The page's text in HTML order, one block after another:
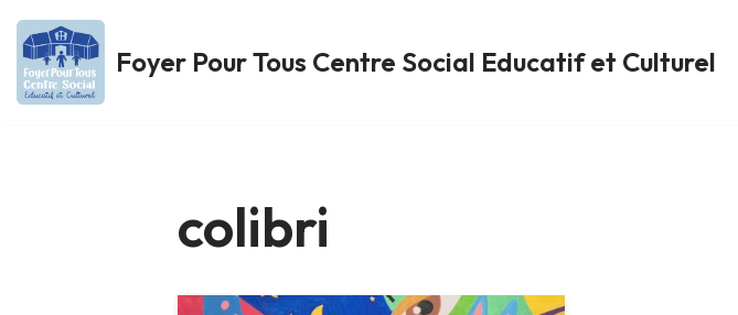
Aller
au
Foyer Pour Tous Centre Social Educatif et Culturel
colibri